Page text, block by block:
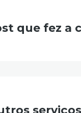
que fez a